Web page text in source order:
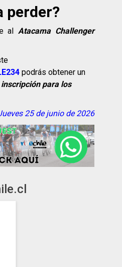
perder?
al Atacama Challenger
podrás obtener un
para los
25 de junio de 2026